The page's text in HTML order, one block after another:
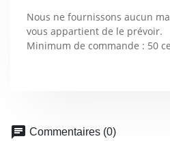
Nous ne fournissons aucun
vous appartient de le prévoir.
Minimum de commande : 50
chat Commentaires (0)